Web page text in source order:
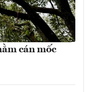
cán mốc